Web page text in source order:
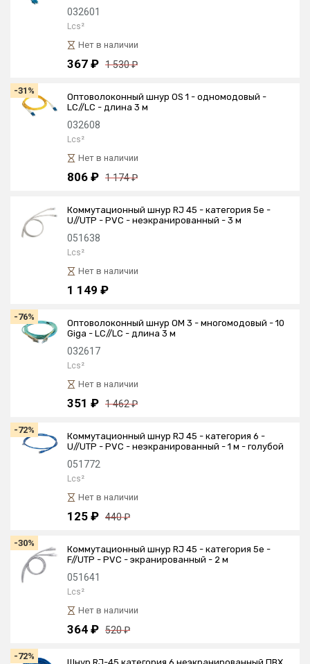
032601
Lcs²
Нет в наличии
367 ₽ 1 530 ₽
-31%
Оптоволоконный шнур OS 1 - одномодовый -
LC//LC - длина 3 м
032608
Lcs²
Нет в наличии
806 ₽ 1 174 ₽
Коммутационный шнур RJ 45 - категория 5е -
U//UTP - PVC - неэкранированный - 3 м
051638
Lcs²
Нет в наличии
1 149 ₽
-76%
Оптоволоконный шнур OM 3 - многомодовый - 10
Giga - LC//LC - длина 3 м
032617
Lcs²
Нет в наличии
351 ₽ 1 462 ₽
-72%
Коммутационный шнур RJ 45 - категория 6 -
U//UTP - PVC - неэкранированный - 1 м - голубой
051772
Lcs²
Нет в наличии
125 ₽ 440 ₽
-30%
Коммутационный шнур RJ 45 - категория 5е -
F//UTP - PVC - экранированный - 2 м
051641
Lcs²
Нет в наличии
364 ₽ 520 ₽
-72%